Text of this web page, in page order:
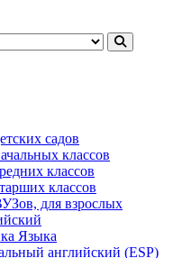
садов
классов
классов
классов
для взрослых
Языка
английский (ESP)